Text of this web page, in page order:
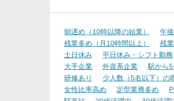
朝遅め（10時以降の始業） 午
残業多め（月10時間以上）
残
土日休み
平日休み・シフト勤務
大手企業
外資系企業 駅から
研修あり
少人数（5名以下）の
女性比率高め
定型業務多め